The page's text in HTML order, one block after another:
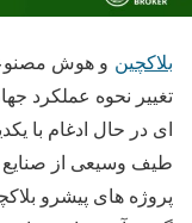
بلاکچین و هوش
تغییر نحوه عملکرد
ای در حال ادغام با
پروژه های پیشرو